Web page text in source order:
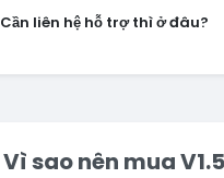
Cần liên hệ hỗ trợ thì ở đâu?
Vì sao nên mua V1.5